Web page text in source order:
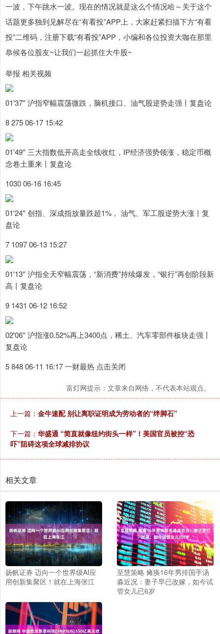
一波，下午跳水一波。现在的情况就是这么个情况哈～关于这个
话题更多独到见解尽在“有看投”APP上，大家赶紧扫描下方“有看
投”二维码，注册下载“有看投”APP，小编和各位投资大咖在那里
恭候各位股友~让我们一起抓住大牛股~
举报 相关视频
01'37'' 沪指窄幅震荡微跌，脑机接口、油气股逆势走强丨复盘论
8 275 06-17 15:42
01'49'' 三大指数低开高走全线收红，IP经济强势领涨，稳定币概
念卷土重来丨复盘论
1030 06-16 16:45
01'24'' 创指、深成指放量跌超1%， 油气、军工股逆势大涨丨复
盘论
7 1097 06-13 15:27
01'13'' 沪指全天窄幅震荡，“新消费”持续爆发，“银行”再创阶段新
高丨复盘论
9 1431 06-12 16:52
02'06'' 沪指涨0.52%再上3400点，稀土、汽车零部件板块走强丨
复盘论
5 848 06-11 16:17 一财最热 点击关闭
富灯网提示：文章来自网络，不代表本站观点。
上一篇： 金牛速配 别让离职证明成为劳动者的“绊脚石”
下一篇： 华盛通 “简直就像纽约街头一样”！美国官员被控“恐
吓”阻碍这项全球减排协议
相关文章
扬帆证券 迈向一个世界级AI应
用创新集聚区！就在上海张江
至慧策略 瘫痪16年男排国手汤
淼近况：妻子早已改嫁，如今试
管女儿已6岁